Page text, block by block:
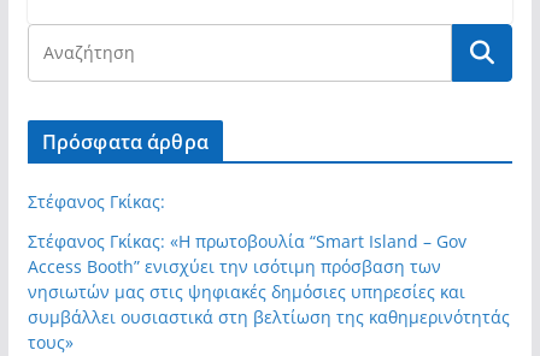
Πρόσφατα άρθρα
Στέφανος Γκίκας:
Στέφανος Γκίκας: «Η πρωτοβουλία “Smart Island – Gov
Access Booth” ενισχύει την ισότιμη πρόσβαση των
νησιωτών μας στις ψηφιακές δημόσιες υπηρεσίες και
συμβάλλει ουσιαστικά στη βελτίωση της καθημερινότητάς
τους»